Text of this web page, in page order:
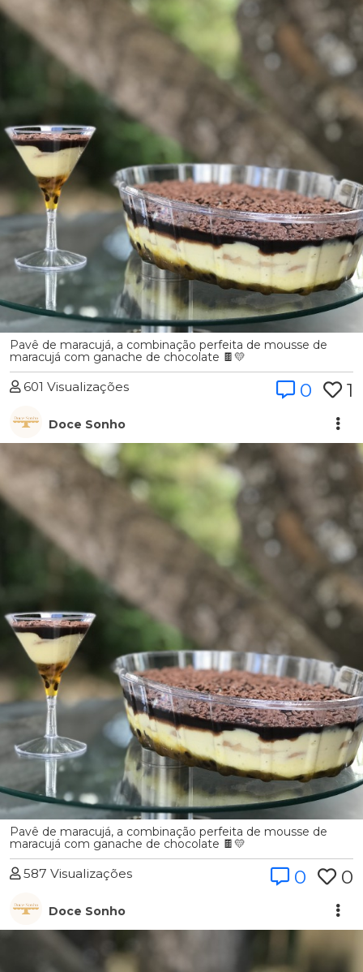
Pavê de maracujá, a combinação perfeita de mousse de
maracujá com ganache de chocolate 🍫💛
601 Visualizações 0 1
Doce Sonho
Pavê de maracujá, a combinação perfeita de mousse de
maracujá com ganache de chocolate 🍫💛
587 Visualizações 0 0
Doce Sonho